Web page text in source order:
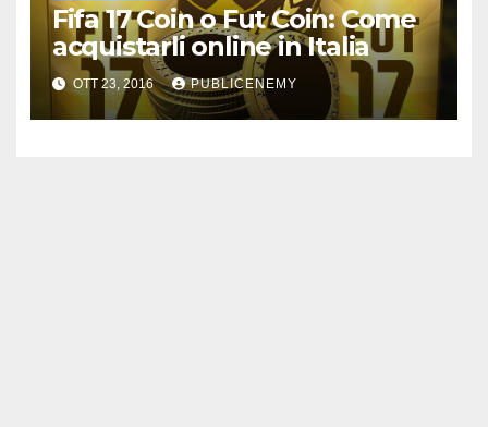
Fifa 17 Coin o Fut Coin: Come
acquistarli online in Italia
OTT 23, 2016 PUBLICENEMY